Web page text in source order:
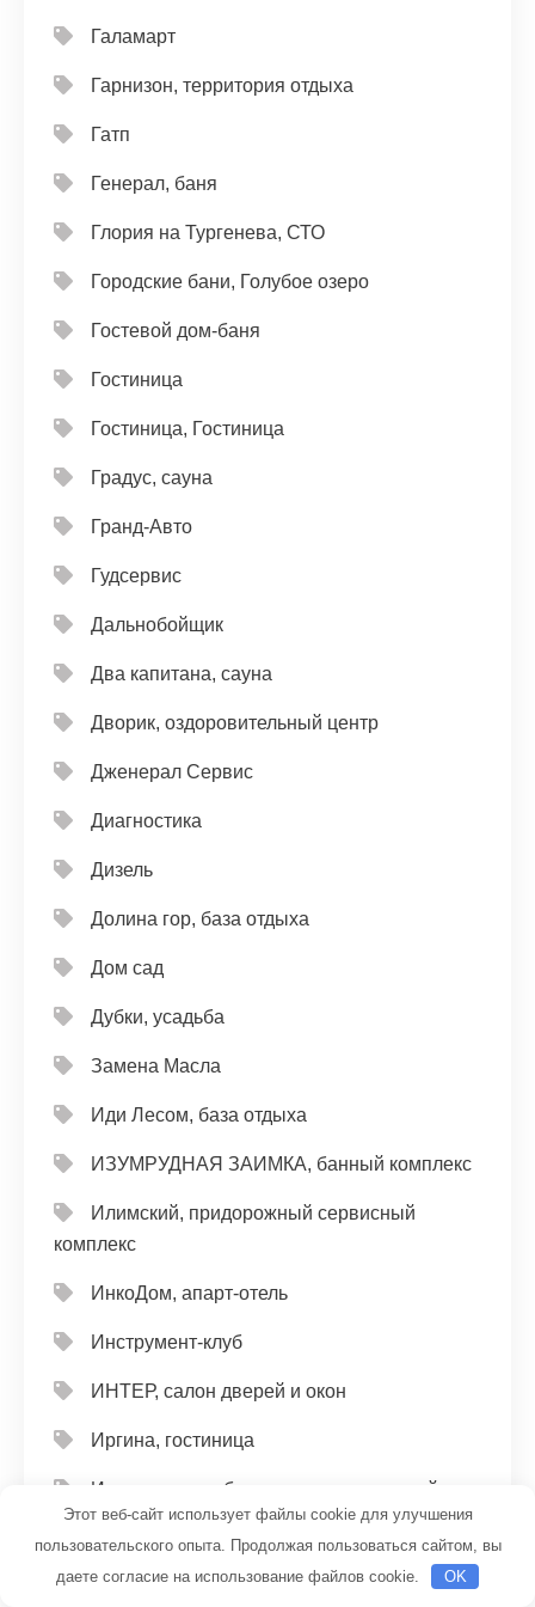
Галамарт
Гарнизон, территория отдыха
Гатп
Генерал, баня
Глория на Тургенева, СТО
Городские бани, Голубое озеро
Гостевой дом-баня
Гостиница
Гостиница, Гостиница
Градус, сауна
Гранд-Авто
Гудсервис
Дальнобойщик
Два капитана, сауна
Дворик, оздоровительный центр
Дженерал Сервис
Диагностика
Дизель
Долина гор, база отдыха
Дом сад
Дубки, усадьба
Замена Масла
Иди Лесом, база отдыха
ИЗУМРУДНАЯ ЗАИМКА, банный комплекс
Илимский, придорожный сервисный
комплекс
ИнкоДом, апарт-отель
Инструмент-клуб
ИНТЕР, салон дверей и окон
Иргина, гостиница
Исток, участок банно-прачечного хозяйства
Кабинет косметолога, Кабинет косметолога
Капель, автомойка
Этот веб-сайт использует файлы cookie для улучшения
пользовательского опыта. Продолжая пользоваться сайтом, вы
даете согласие на использование файлов cookie.
OK